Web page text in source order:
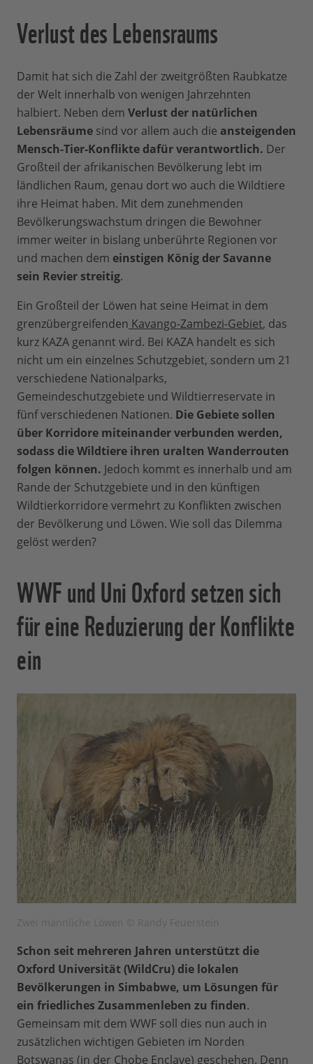
Verlust des Lebensraums
Damit hat sich die Zahl der zweitgrößten Raubkatze
der Welt innerhalb von wenigen Jahrzehnten
halbiert. Neben dem Verlust der natürlichen
Lebensräume sind vor allem auch die ansteigenden
Mensch-Tier-Konflikte dafür verantwortlich. Der
Großteil der afrikanischen Bevölkerung lebt im
ländlichen Raum, genau dort wo auch die Wildtiere
ihre Heimat haben. Mit dem zunehmenden
Bevölkerungswachstum dringen die Bewohner
immer weiter in bislang unberührte Regionen vor
und machen dem einstigen König der Savanne
sein Revier streitig.
Ein Großteil der Löwen hat seine Heimat in dem
grenzübergreifenden Kavango-Zambezi-Gebiet, das
kurz KAZA genannt wird. Bei KAZA handelt es sich
nicht um ein einzelnes Schutzgebiet, sondern um 21
verschiedene Nationalparks,
Gemeindeschutzgebiete und Wildtierreservate in
fünf verschiedenen Nationen. Die Gebiete sollen
über Korridore miteinander verbunden werden,
sodass die Wildtiere ihren uralten Wanderrouten
folgen können. Jedoch kommt es innerhalb und am
Rande der Schutzgebiete und in den künftigen
Wildtierkorridore vermehrt zu Konflikten zwischen
der Bevölkerung und Löwen. Wie soll das Dilemma
gelöst werden?
WWF und Uni Oxford setzen sich
für eine Reduzierung der Konflikte
ein
Schon seit mehreren Jahren unterstützt die
Oxford Universität (WildCru) die lokalen
Bevölkerungen in Simbabwe, um Lösungen für
ein friedliches Zusammenleben zu finden.
Gemeinsam mit dem WWF soll dies nun auch in
zusätzlichen wichtigen Gebieten im Norden
Botswanas (in der Chobe Enclave) geschehen. Denn